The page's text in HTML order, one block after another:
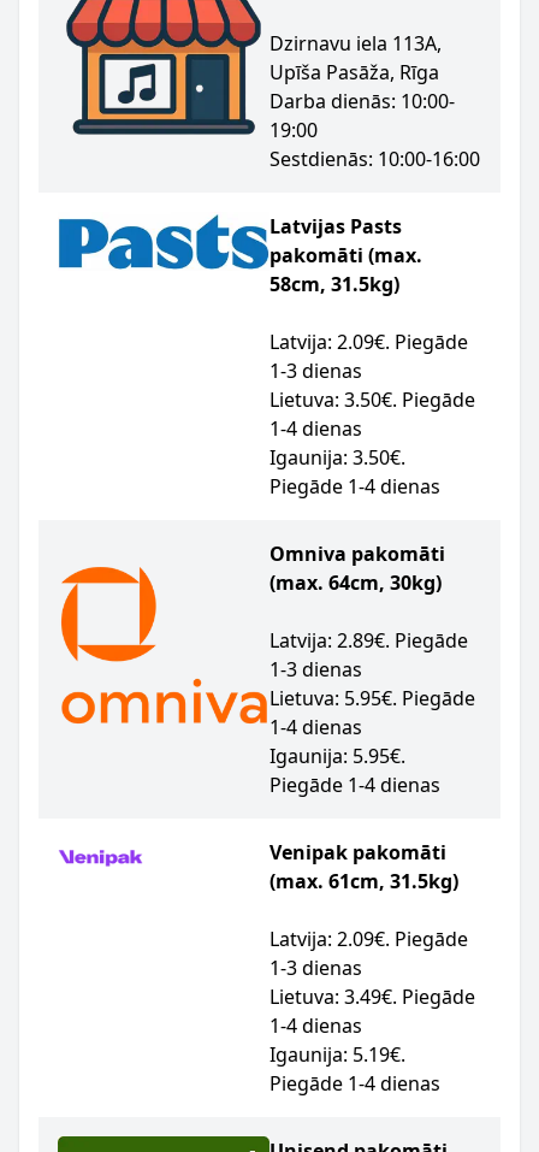
Dzirnavu iela 113A,
Upīša Pasāža, Rīga
Darba dienās: 10:00-
19:00
Sestdienās: 10:00-16:00
Latvijas Pasts
pakomāti (max.
58cm, 31.5kg)
Latvija: 2.09€. Piegāde
1-3 dienas
Lietuva: 3.50€. Piegāde
1-4 dienas
Igaunija: 3.50€.
Piegāde 1-4 dienas
Omniva pakomāti
(max. 64cm, 30kg)
Latvija: 2.89€. Piegāde
1-3 dienas
Lietuva: 5.95€. Piegāde
1-4 dienas
Igaunija: 5.95€.
Piegāde 1-4 dienas
Venipak pakomāti
(max. 61cm, 31.5kg)
Latvija: 2.09€. Piegāde
1-3 dienas
Lietuva: 3.49€. Piegāde
1-4 dienas
Igaunija: 5.19€.
Piegāde 1-4 dienas